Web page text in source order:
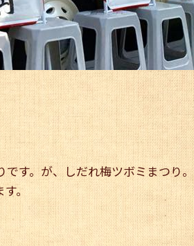
す。が、しだれ梅ツボミまつり。
す。